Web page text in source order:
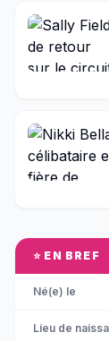
⭐ EN BREF
Né(e) le
Lieu de